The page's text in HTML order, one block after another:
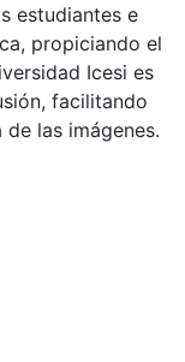
estudiantes e
propiciando el
Icesi es
facilitando
las imágenes.